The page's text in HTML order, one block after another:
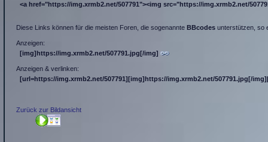
<a href="https://img.xrmb2.net/507791"><img src="https://img.xrmb2.net/
Diese Links können für die meisten Foren, die sogenannte BBcodes unterstützen, so
Anzeigen:
[img]https://img.xrmb2.net/507791.jpg[/img]
Anzeigen & verlinken:
[url=https://img.xrmb2.net/507791][img]https://img.xrmb2.net/507791.jpg[/
Zurück zur Bildansicht